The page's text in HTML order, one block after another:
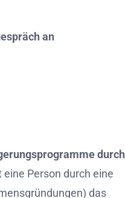
an
durch
eine Person durch eine
das